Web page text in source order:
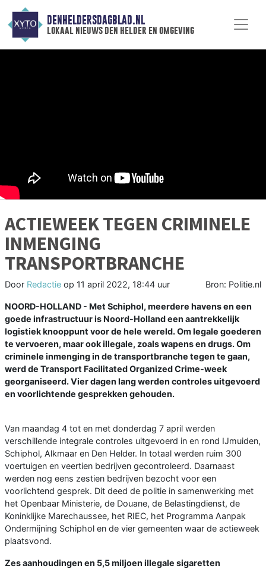
DENHELDERSDAGBLAD.NL
lokaal nieuws den helder en omgeving
ACTIEWEEK TEGEN CRIMINELE
INMENGING
TRANSPORTBRANCHE
Door Redactie op 11 april 2022, 18:44 uur Bron: Politie.nl
NOORD-HOLLAND - Met Schiphol, meerdere havens en een
goede infrastructuur is Noord-Holland een aantrekkelijk
logistiek knooppunt voor de hele wereld. Om legale goederen
te vervoeren, maar ook illegale, zoals wapens en drugs. Om
criminele inmenging in de transportbranche tegen te gaan,
werd de Transport Facilitated Organized Crime-week
georganiseerd. Vier dagen lang werden controles uitgevoerd
en voorlichtende gesprekken gehouden.
Van maandag 4 tot en met donderdag 7 april werden
verschillende integrale controles uitgevoerd in en rond IJmuiden,
Schiphol, Alkmaar en Den Helder. In totaal werden ruim 300
voertuigen en veertien bedrijven gecontroleerd. Daarnaast
werden nog eens zestien bedrijven bezocht voor een
voorlichtend gesprek. Dit deed de politie in samenwerking met
het Openbaar Ministerie, de Douane, de Belastingdienst, de
Koninklijke Marechaussee, het RIEC, het Programma Aanpak
Ondermijning Schiphol en de vier gemeenten waar de actieweek
plaatsvond.
Zes aanhoudingen en 5,5 miljoen illegale sigaretten